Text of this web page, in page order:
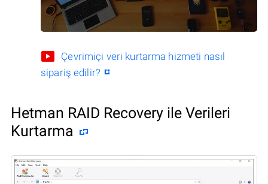
Çevrimiçi veri kurtarma hizmeti nasıl
sipariş edilir?
Hetman RAID Recovery ile Verileri
Kurtarma